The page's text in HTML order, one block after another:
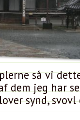
så vi
dem jeg har
synd, svovl